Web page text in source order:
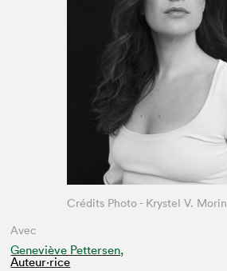
Avec
Geneviève Pettersen,
Auteur·rice
Crédits Photo - Krystel V. Morin